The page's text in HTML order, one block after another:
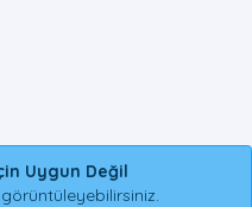
Uygun Değil